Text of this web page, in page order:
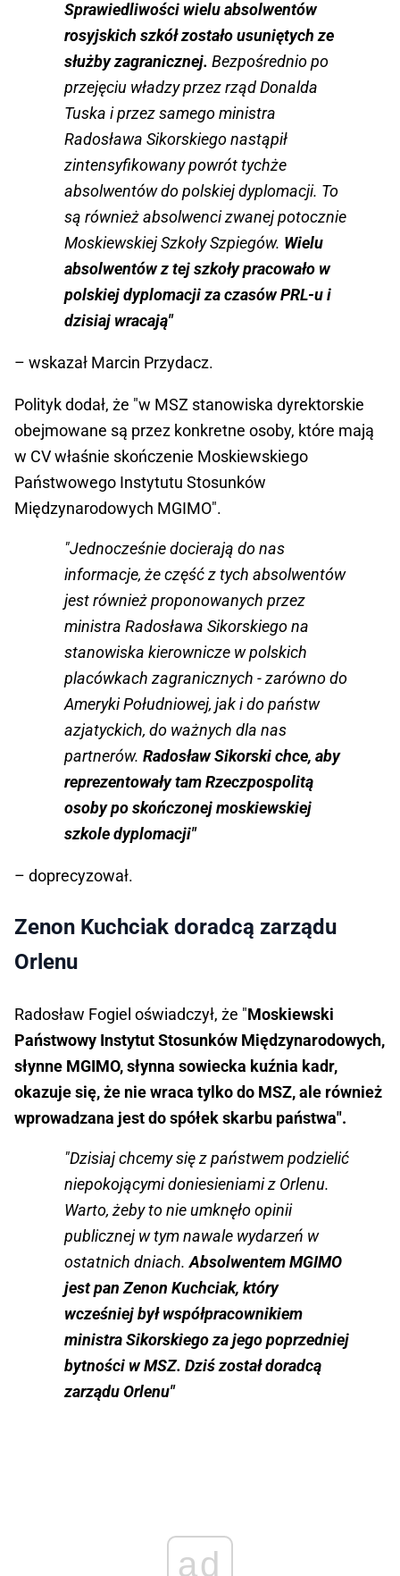
Sprawiedliwości wielu absolwentów
rosyjskich szkół zostało usuniętych ze
służby zagranicznej. Bezpośrednio po
przejęciu władzy przez rząd Donalda
Tuska i przez samego ministra
Radosława Sikorskiego nastąpił
zintensyfikowany powrót tychże
absolwentów do polskiej dyplomacji. To
są również absolwenci zwanej potocznie
Moskiewskiej Szkoły Szpiegów. Wielu
absolwentów z tej szkoły pracowało w
polskiej dyplomacji za czasów PRL-u i
dzisiaj wracają"
– wskazał Marcin Przydacz.
Polityk dodał, że "w MSZ stanowiska dyrektorskie
obejmowane są przez konkretne osoby, które mają
w CV właśnie skończenie Moskiewskiego
Państwowego Instytutu Stosunków
Międzynarodowych MGIMO".
"Jednocześnie docierają do nas
informacje, że część z tych absolwentów
jest również proponowanych przez
ministra Radosława Sikorskiego na
stanowiska kierownicze w polskich
placówkach zagranicznych - zarówno do
Ameryki Południowej, jak i do państw
azjatyckich, do ważnych dla nas
partnerów. Radosław Sikorski chce, aby
reprezentowały tam Rzeczpospolitą
osoby po skończonej moskiewskiej
szkole dyplomacji"
– doprecyzował.
Zenon Kuchciak doradcą zarządu
Orlenu
Radosław Fogiel oświadczył, że "Moskiewski
Państwowy Instytut Stosunków Międzynarodowych,
słynne MGIMO, słynna sowiecka kuźnia kadr,
okazuje się, że nie wraca tylko do MSZ, ale również
wprowadzana jest do spółek skarbu państwa".
"Dzisiaj chcemy się z państwem podzielić
niepokojącymi doniesieniami z Orlenu.
Warto, żeby to nie umknęło opinii
publicznej w tym nawale wydarzeń w
ostatnich dniach.Absolwentem MGIMO
jest pan Zenon Kuchciak, który
wcześniej był współpracownikiem
ministra Sikorskiego za jego poprzedniej
bytności w MSZ. Dziś został doradcą
zarządu Orlenu"
ad